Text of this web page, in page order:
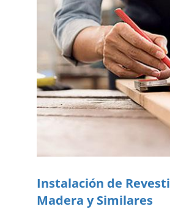
Instalación de
Madera y Similares